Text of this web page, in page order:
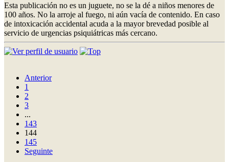
Esta publicación no es un juguete, no se la dé a niños menores de
100 años. No la arroje al fuego, ni aún vacía de contenido. En caso
de intoxicación accidental acuda a la mayor brevedad posible al
servicio de urgencias psiquiátricas más cercano.
Anterior
1
2
3
...
143
144
145
Seguinte